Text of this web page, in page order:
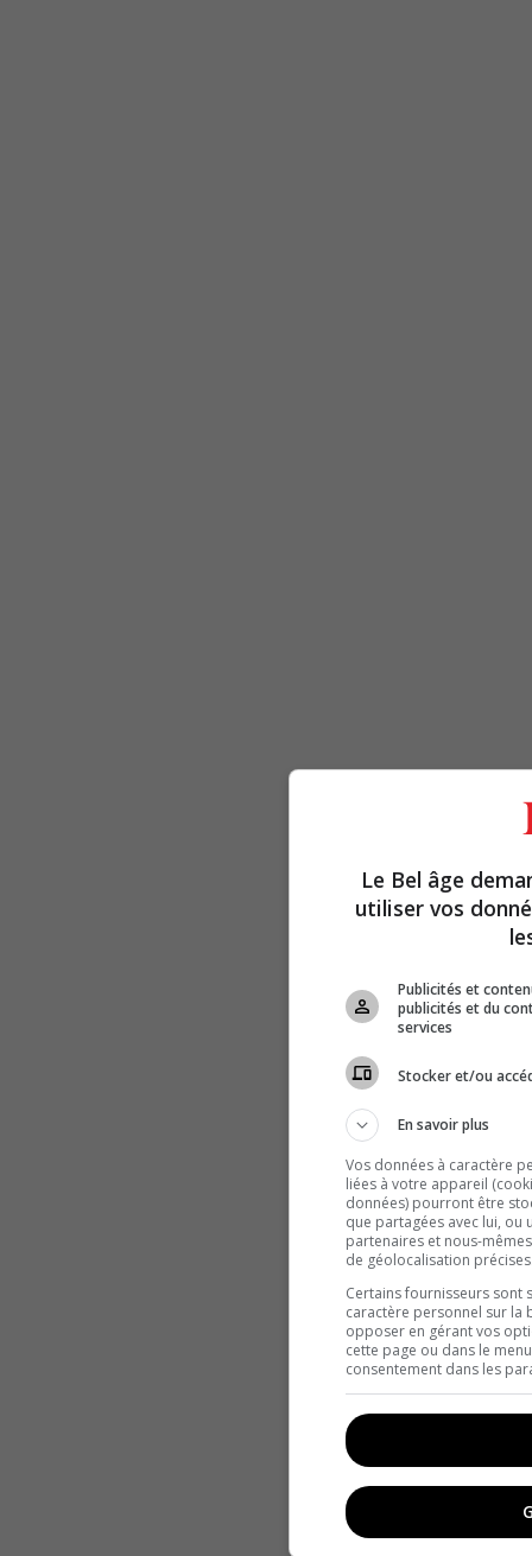
Le Bel âge
utiliser vos
Publicités et
publicités et du
services
Stocker et/ou
En savoir plus
Vos données à caractère
liées à votre appareil
données) pourront être
que partagées avec lui, ou
partenaires et nous-
de géolocalisation
Certains fournisseurs sont
caractère personnel sur la
opposer en gérant vos
cette page ou dans le
consentement dans les